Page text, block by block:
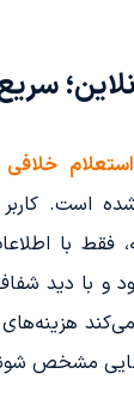
استعلام
است. کاربر
فقط با
با دید
هزینه‌های
مشخص